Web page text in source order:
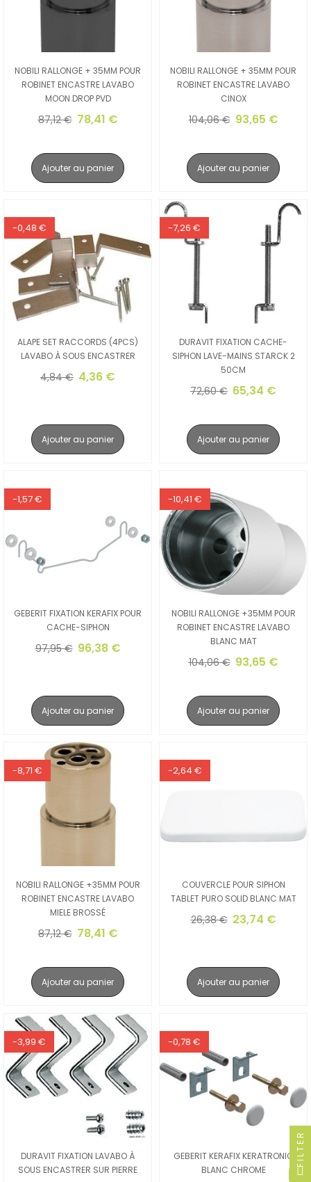
NOBILI RALLONGE + 35MM POUR
ROBINET ENCASTRE LAVABO
MOON DROP PVD
87,12 € 78,41 €
Ajouter au panier
NOBILI RALLONGE + 35MM POUR
ROBINET ENCASTRE LAVABO
CINOX
104,06 € 93,65 €
Ajouter au panier
ALAPE SET RACCORDS (4PCS)
LAVABO À SOUS ENCASTRER
4,84 € 4,36 €
Ajouter au panier
-0,48 €
DURAVIT FIXATION CACHE-
SIPHON LAVE-MAINS STARCK 2
50CM
72,60 € 65,34 €
Ajouter au panier
-7,26 €
GEBERIT FIXATION KERAFIX POUR
CACHE-SIPHON
97,95 € 96,38 €
Ajouter au panier
-1,57 €
NOBILI RALLONGE +35MM POUR
ROBINET ENCASTRE LAVABO
BLANC MAT
104,06 € 93,65 €
Ajouter au panier
-10,41 €
NOBILI RALLONGE +35MM POUR
ROBINET ENCASTRE LAVABO
MIELE BROSSÉ
87,12 € 78,41 €
Ajouter au panier
-8,71 €
COUVERCLE POUR SIPHON
TABLET PURO SOLID BLANC MAT
26,38 € 23,74 €
Ajouter au panier
-2,64 €
DURAVIT FIXATION LAVABO À
SOUS ENCASTRER SUR PIERRE
-3,99 €
GEBERIT KERAFIX KERATRONIC
BLANC CHROME
-0,78 €
FILTER